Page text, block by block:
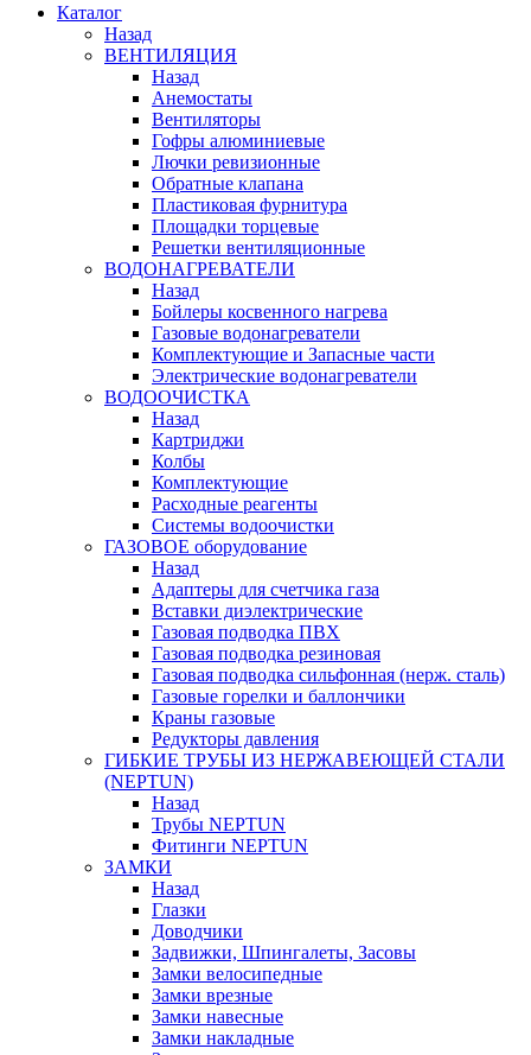
Каталог
Назад
ВЕНТИЛЯЦИЯ
Назад
Анемостаты
Вентиляторы
Гофры алюминиевые
Лючки ревизионные
Обратные клапана
Пластиковая фурнитура
Площадки торцевые
Решетки вентиляционные
ВОДОНАГРЕВАТЕЛИ
Назад
Бойлеры косвенного нагрева
Газовые водонагреватели
Комплектующие и Запасные части
Электрические водонагреватели
ВОДООЧИСТКА
Назад
Картриджи
Колбы
Комплектующие
Расходные реагенты
Системы водоочистки
ГАЗОВОЕ оборудование
Назад
Адаптеры для счетчика газа
Вставки диэлектрические
Газовая подводка ПВХ
Газовая подводка резиновая
Газовая подводка сильфонная (нерж. сталь)
Газовые горелки и баллончики
Краны газовые
Редукторы давления
ГИБКИЕ ТРУБЫ ИЗ НЕРЖАВЕЮЩЕЙ СТАЛИ
(NEPTUN)
Назад
Трубы NEPTUN
Фитинги NEPTUN
ЗАМКИ
Назад
Глазки
Доводчики
Задвижки, Шпингалеты, Засовы
Замки велосипедные
Замки врезные
Замки навесные
Замки накладные